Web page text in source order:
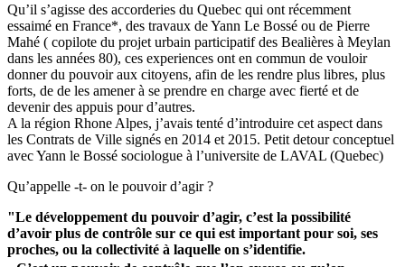
Qu’il s’agisse des accorderies du Quebec qui ont récemment
essaimé en France*, des travaux de Yann Le Bossé ou de Pierre
Mahé ( copilote du projet urbain participatif des Bealières à Meylan
dans les années 80), ces experiences ont en commun de vouloir
donner du pouvoir aux citoyens, afin de les rendre plus libres, plus
forts, de de les amener à se prendre en charge avec fierté et de
devenir des appuis pour d’autres.
A la région Rhone Alpes, j’avais tenté d’introduire cet aspect dans
les Contrats de Ville signés en 2014 et 2015. Petit detour conceptuel
avec Yann le Bossé sociologue à l’universite de LAVAL (Quebec)
Qu’appelle -t- on le pouvoir d’agir ?
"Le développement du pouvoir d’agir, c’est la possibilité
d’avoir plus de contrôle sur ce qui est important pour soi, ses
proches, ou la collectivité à laquelle on s’identifie.